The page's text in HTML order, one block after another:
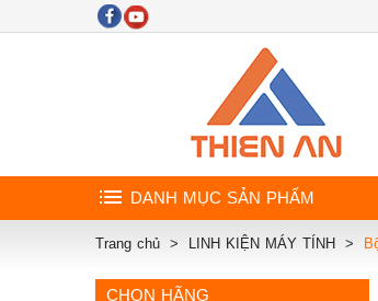
DANH MỤC SẢN PHẨM
Trang chủ LINH KIỆN MÁY TÍNH
CHỌN HÃNG